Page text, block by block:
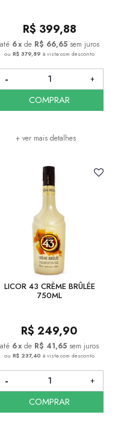
R$ 399,88
6x de R$ 66,65 sem juros
ouR$ 379,89à vista com desconto
+ ver mais detalhes
COMPRAR
LICOR 43 CRÈME BRÛLÉE
750ML
R$ 249,90
6x de R$ 41,65 sem juros
ouR$ 237,40à vista com desconto
COMPRAR